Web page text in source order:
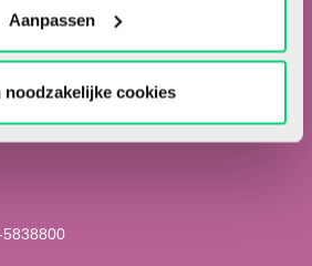
Aanpassen
noodzakelijke cookies
101